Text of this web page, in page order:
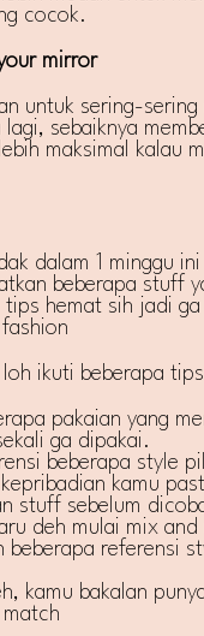
cocok.
mirror
untuk sering-
sebaiknya
maksimal kalau
dalam 1 minggu
beberapa stuff
tips hemat sih jadi ga
loh ikuti beberapa
pakaian yang
ga dipakai.
beberapa style
kamu
stuff sebelum
deh mulai mix
beberapa referensi
kamu bakalan